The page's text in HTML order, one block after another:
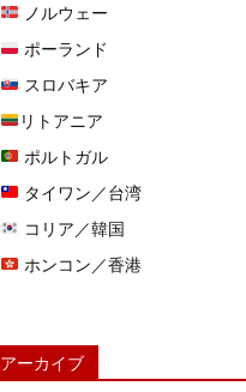
ノルウェー
ポーランド
スロバキア
リトアニア
ポルトガル
タイワン／台湾
コリア／韓国
ホンコン／香港
アーカイブ